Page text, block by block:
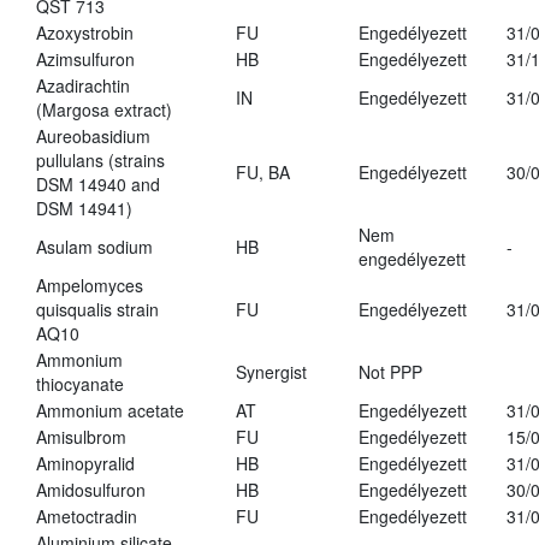
QST 713
Azoxystrobin FU Engedélyezett
31/
Azimsulfuron
HB Engedélyezett
31/
Azadirachtin
(Margosa extract)
IN Engedélyezett
31/
Aureobasidium
pullulans (strains
DSM 14940 and
DSM 14941)
FU, BA Engedélyezett 30/
Asulam sodium HB
Nem
engedélyezett
-
Ampelomyces
quisqualis strain
AQ10
FU Engedélyezett 31/
Ammonium
thiocyanate
Synergist
Not PPP
Ammonium acetate
AT Engedélyezett
31/
Amisulbrom
FU Engedélyezett
15/
Aminopyralid
HB Engedélyezett
31/
Amidosulfuron
HB Engedélyezett
30/
Ametoctradin
FU Engedélyezett
31/